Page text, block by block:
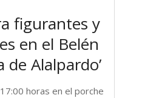
figurantes y
en el Belén
de Alalpardo’
horas en el porche